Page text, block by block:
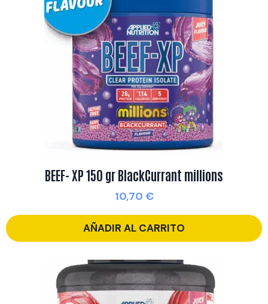
BEEF- XP 150 gr BlackCurrant millions
10,70 €
AÑADIR AL CARRITO